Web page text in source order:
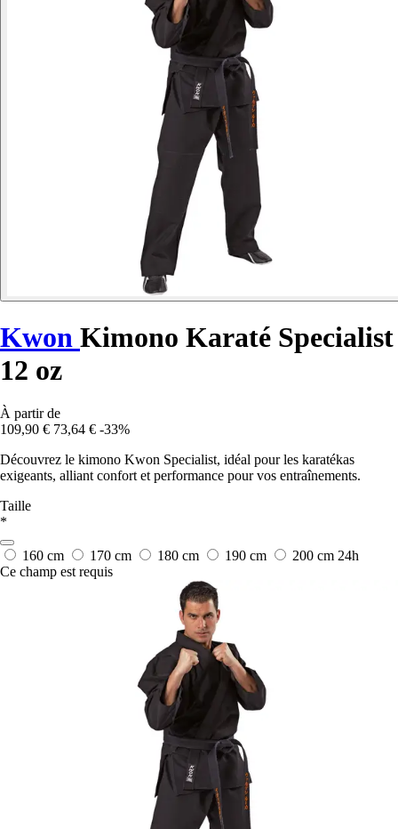
Kwon Kimono Karaté Specialist
12 oz
À partir de
109,90 € 73,64 € -33%
Découvrez le kimono Kwon Specialist, idéal pour les karatékas
exigeants, alliant confort et performance pour vos entraînements.
Taille
*
160 cm 170 cm 180 cm 190 cm 200 cm 24h
Ce champ est requis